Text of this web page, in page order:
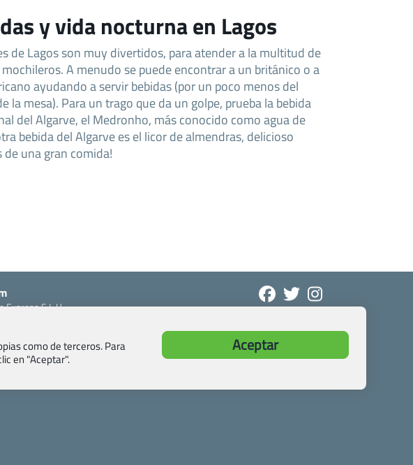
y vida nocturna en Lagos
de Lagos son muy divertidos, para atender a la multitud de
A menudo se puede encontrar a un británico o a
ayudando a servir bebidas (por un poco menos del
la mesa). Para un trago que da un golpe, prueba la bebida
del Algarve, el Medronho, más conocido como agua de
bebida del Algarve es el licor de almendras, delicioso
de una gran comida!
Express S.L.U.
Tenerife – España
como de terceros. Para
en "Aceptar".
Aceptar